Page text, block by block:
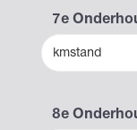
7e
kmstand
8e